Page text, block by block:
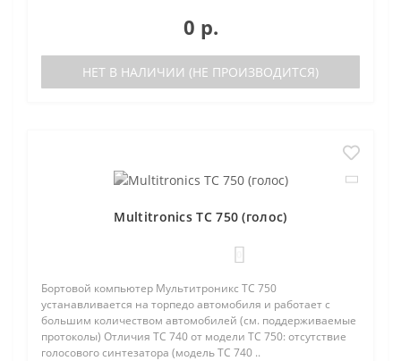
0 р.
НЕТ В НАЛИЧИИ (НЕ ПРОИЗВОДИТСЯ)
Multitronics TC 750 (голос)
Бортовой компьютер Мультитроникс TC 750
устанавливается на торпедо автомобиля и работает с
большим количеством автомобилей (см. поддерживаемые
протоколы) Отличия TC 740 от модели TC 750: отсутствие
голосового синтезатора (модель TC 740 ..